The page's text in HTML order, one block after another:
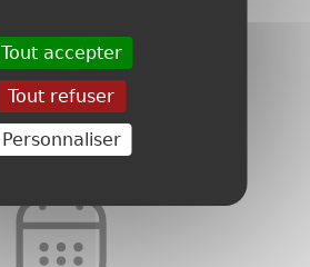
Entreprise
Tout accepter
Tout refuser
Personnaliser